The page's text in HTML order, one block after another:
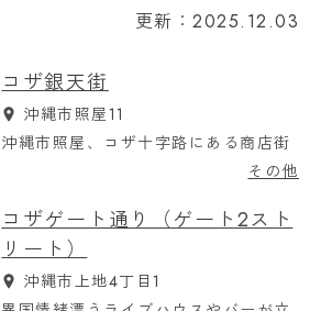
更新：2025.12.03
コザ銀天街
沖縄市照屋11
沖縄市照屋、コザ十字路にある商店街
その他
コザゲート通り（ゲート2スト
リート）
沖縄市上地4丁目1